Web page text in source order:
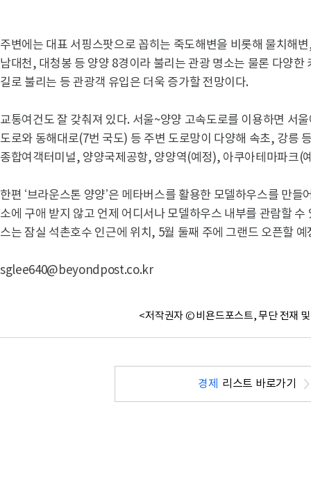
주변에는 대표 서핑스팟으로 꼽히는 죽도해변을 비롯해 물치해
남대천, 대청봉 등 양양 8경이라 불리는 관광 명소는 물론 다양
길로 불리는 등 관광객 유입은 더욱 증가할 전망이다.
교통여건도 잘 갖춰져 있다. 서울~양양 고속도로를 이용하면 서
도로와 동해대로(7번 국도) 등 주변 도로망이 다양해 속초, 강릉
종합여객터미널, 양양국제공항, 양양역(예정), 아쿠아테마파크(
한편 ‘브라운스톤 양양’은 메타버스를 활용한 모델하우스를 만
소에 구애 받지 않고 언제 어디서나 모델하우스 내부를 관람할
스는 잠실 석촌호수 인근에 위치, 5월 둘째 주에 그랜드 오픈할 예
sglee640@beyondpost.co.kr
<저작권자 © 비욘드포스트, 무단 전재
경제 리스트 바로가기